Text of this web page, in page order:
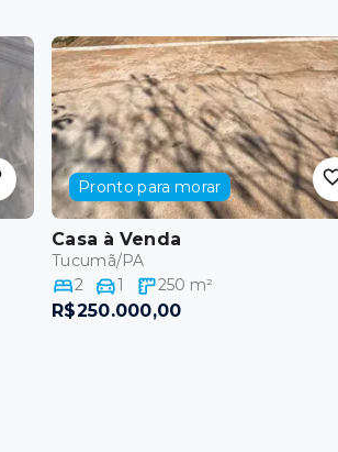
Pronto para morar
Casa à Venda
Tucumã/PA
2
1 250 m²
R$250.000,00